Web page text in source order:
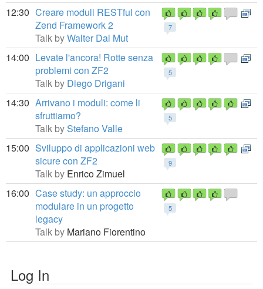
12:30
7
Creare moduli RESTful con
Zend Framework 2
Talk byWalter Dal Mut
14:00
5
Levate l'ancora! Rotte senza
problemi con ZF2
Talk by Diego Drigani
14:30
5
Arrivano i moduli: come li
sfruttiamo?
Talk byStefano Valle
15:00
9
Sviluppo di applicazioni web
sicure con ZF2
Talk by Enrico Zimuel
16:00
5
Case study: un approccio
modulare in un progetto
legacy
Talk by Mariano Fiorentino
Log In